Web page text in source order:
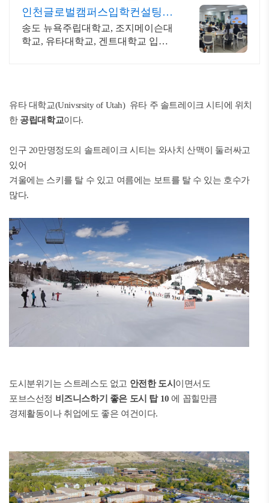
인천글로벌캠퍼스입학컨설팅
최고 합격률의 비밀 공개
송도 뉴욕주립대학교, 조지메이슨대
학교, 유타대학교, 겐트대학교 입학
유타 대학교(Univsrsity of Utah) 유타 주 솔트레이크 시티에 위치
한 공립대학교이다.
인구 20만명정도의 솔트레이크 시티는 와사치 산맥이 둘러싸고
있어
겨울에는 스키를 탈 수 있고 여름에는 보트를 탈 수 있는 호수가
많다.
도시분위기는 스트레스도 없고 안전한 도시 이면서도
포브스선정 비즈니스하기 좋은 도시 탑 10 에 꼽힐만큼
경제활동이나 취업에도 좋은 여건이다.